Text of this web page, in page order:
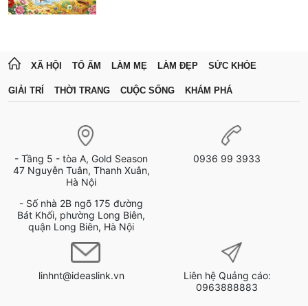
XÃ HỘI TỔ ẤM LÀM MẸ LÀM ĐẸP SỨC KHỎE
GIẢI TRÍ THỜI TRANG CUỘC SỐNG KHÁM PHÁ
- Tầng 5 - tòa A, Gold Season
47 Nguyễn Tuân, Thanh Xuân,
Hà Nội
- Số nhà 2B ngõ 175 đường
Bát Khối, phường Long Biên,
quận Long Biên, Hà Nội
0936 99 3933
linhnt@ideaslink.vn
Liên hệ Quảng cáo:
0963888883